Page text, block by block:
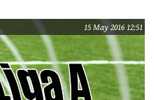
de edițiile precedente
noi categorii - family run.
15 May 2016 12:51